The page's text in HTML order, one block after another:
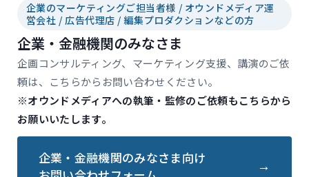
企業のマーケティングご担当者様 / オウンドメディア運
営会社 / 広告代理店 / 編集プロダクションなどの方
企業・金融機関のみなさま
企画コンサルティング、マーケティング支援、講演のご依
頼は、こちらからお問い合わせください。
※オウンドメディアへの執筆・監修のご依頼もこちらから
お願いいたします。
企業・金融機関のみなさま向け